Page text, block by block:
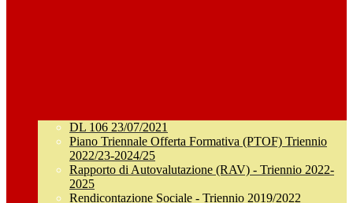
DL 106 23/07/2021
Piano Triennale Offerta Formativa (PTOF) Triennio
2022/23-2024/25
Rapporto di Autovalutazione (RAV) - Triennio 2022-
2025
Rendicontazione Sociale - Triennio 2019/2022